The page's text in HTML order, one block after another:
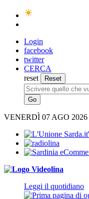
Login
facebook
twitter
CERCA
reset
VENERDÌ 07 AGO 2026
Leggi il quotidiano